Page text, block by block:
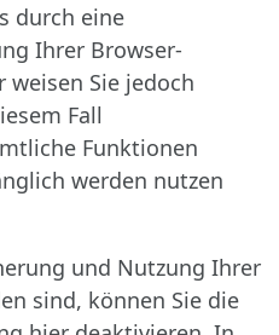
durch eine
Ihrer Browser-
Sie jedoch
Fall
Funktionen
werden nutzen
und Nutzung Ihrer
sind, können Sie die